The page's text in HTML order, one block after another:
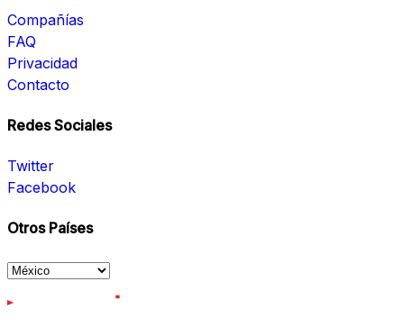
Compañías
FAQ
Privacidad
Contacto
Redes Sociales
Twitter
Facebook
Otros Países